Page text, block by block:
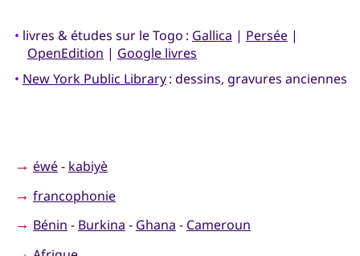
• livres & études sur le Togo : Gallica | Persée|
OpenEdition | Google livres
• New York Public Library: dessins, gravures anciennes
→ éwé- kabiyè
→ francophonie
→ Bénin - Burkina - Ghana - Cameroun